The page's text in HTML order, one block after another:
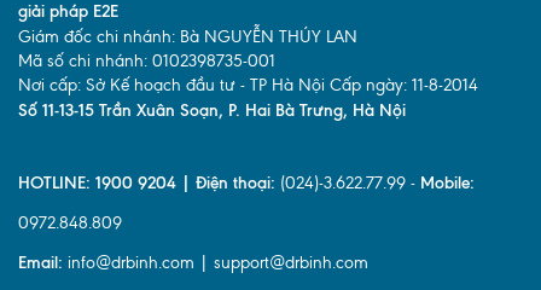
giải pháp E2E
Giám đốc chi nhánh: Bà NGUYỄN THÚY LAN
Mã số chi nhánh: 0102398735-001
Nơi cấp: Sở Kế hoạch đầu tư - TP Hà Nội Cấp ngày: 11-8-2014
Số 11-13-15 Trần Xuân Soạn, P. Hai Bà Trưng, Hà Nội
HOTLINE: 1900 9204 | Điện thoại: (024)-3.622.77.99 - Mobile:
0972.848.809
Email: info@drbinh.com | support@drbinh.com